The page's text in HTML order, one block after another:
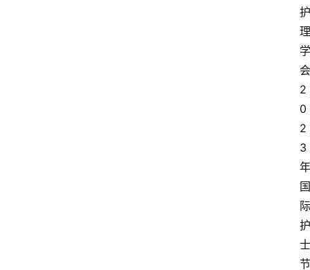
护
理
学
会
2
0
2
3
年
国
际
护
士
节